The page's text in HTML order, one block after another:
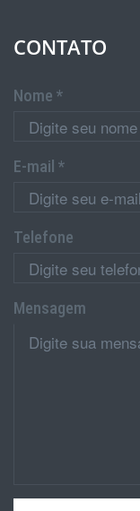
CONTATO
Nome *
E-mail *
Telefone
Mensagem